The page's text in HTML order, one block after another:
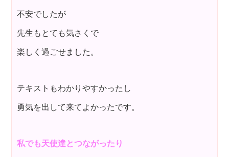
不安でしたが
先生もとても気さくで
楽しく過ごせました。
テキストもわかりやすかったし
勇気を出して来てよかったです。
私でも天使達とつながったり